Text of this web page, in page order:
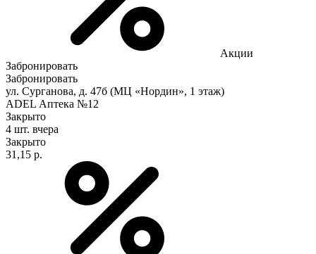
Акции
Забронировать
Забронировать
ул. Сурганова, д. 47б (МЦ «Нордин», 1 этаж)
ADEL Аптека №12
Закрыто
4 шт. вчера
Закрыто
31,15 р.